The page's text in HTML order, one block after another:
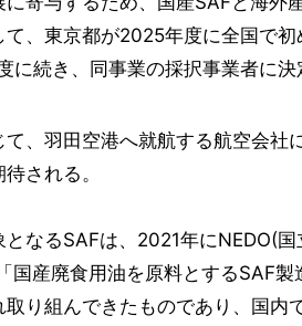
て、東京都が2025年度に全国で
に続き、同事業の採択事業者に決
て、羽田空港へ就航する航空会社
される。
となるSAFは、2021年にNEDO(
国産廃食用油を原料とするSAF
取り組んできたものであり、国